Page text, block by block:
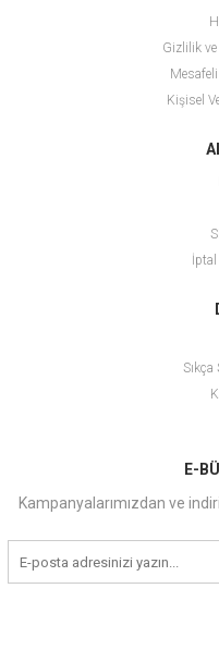
Gizlilik
Kişisel
İptal
E-
Kampanyalarımızdan ve